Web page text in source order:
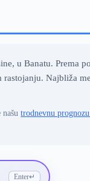
u Banatu. Prema
Najbliža
našutrodnevnu
Enter↵